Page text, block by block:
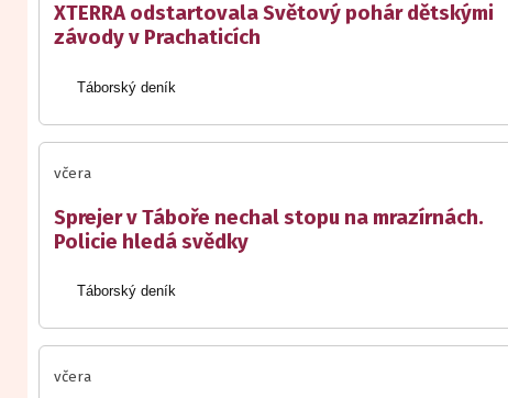
XTERRA odstartovala Světový pohár dětskými
závody v Prachaticích
Táborský deník
včera
Sprejer v Táboře nechal stopu na mrazírnách.
Policie hledá svědky
Táborský deník
včera